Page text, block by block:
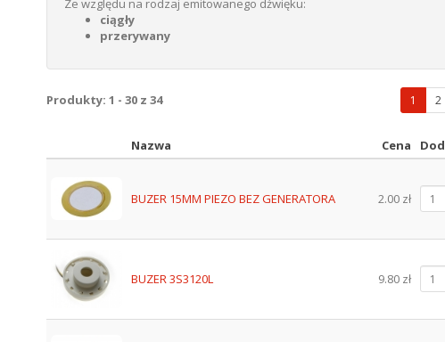
Ze względu na rodzaj emitowanego dźwięku:
ciągły
przerywany
1 2
Produkty: 1 - 30 z 34
Obraz
Nazwa Cena
BUZER 15MM PIEZO BEZ GENERATORA 2.00 zł
BUZER 3S3120L 9.80 zł